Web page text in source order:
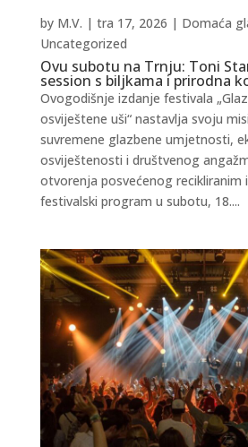
Ovu subotu na Trnju: Toni
session s biljkama i prirodna
by M.V. | tra 17, 2026 | Domaća
Uncategorized
Ovogodišnje izdanje festivala
osviještene uši“ nastavlja svoju
suvremene glazbene umjetnosti,
osviještenosti i društvenog
otvorenja posvećenog recikliranim
festivalski program u subotu, 18....